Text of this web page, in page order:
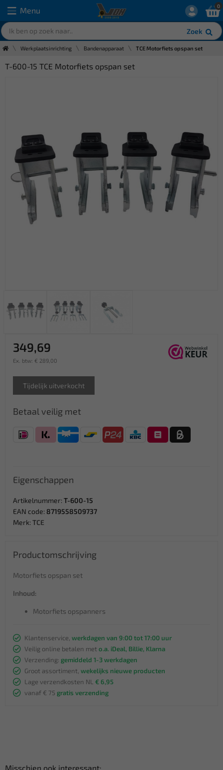
Menu
Zoek
0
Werkplaatsinrichting Bandenapparaat TCE Motorfiets opspan set
T-600-15 TCE Motorfiets opspan set
349,69
Ex. btw: € 289,00
Tijdelijk uitverkocht
Betaal veilig met
Eigenschappen
Artikelnummer: T-600-15
EAN code: 8719558509737
Merk: TCE
Productomschrijving
Motorfiets opspan set
Inhoud:
Motorfiets opspanners
Klantenservice, werkdagen van 9:00 tot 17:00 uur
Veilig online betalen met o.a. iDeal, Billie, Klarna
Verzending: gemiddeld 1-3 werkdagen
Groot assortiment, wekelijks nieuwe producten
Lage verzendkosten NL € 6,95
vanaf € 75 gratis verzending
Misschien ook interessant: